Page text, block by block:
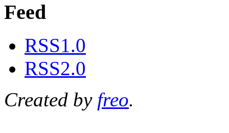
Feed
RSS1.0
RSS2.0
Created by freo.